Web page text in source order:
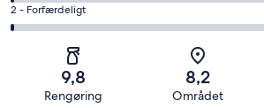
af
i
anmeldelser
234
−
Okay.
4
Bedømmelse
på
Forfærdeligt.
2 - Forfærdeligt
9,8
Rengøring
8,2
Området